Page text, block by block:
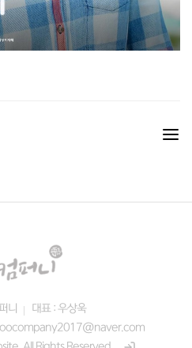
니
대표 : 우상욱